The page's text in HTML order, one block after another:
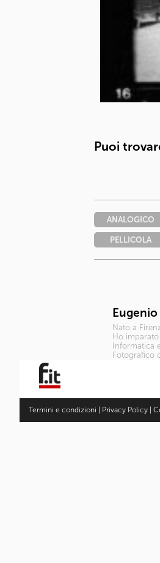
Puoi
ANALOGICO
PELLICOLA
Eugenio
Nato a
Ho
Informatica
Fotografico
Termini e condizioni Privacy Policy